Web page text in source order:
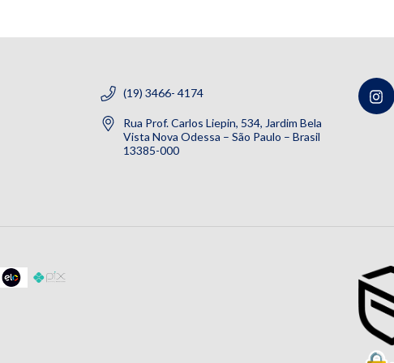
(19) 3466- 4174
Rua Prof. Carlos Liepin, 534, Jardim Bela
Vista Nova Odessa – São Paulo – Brasil
13385-000